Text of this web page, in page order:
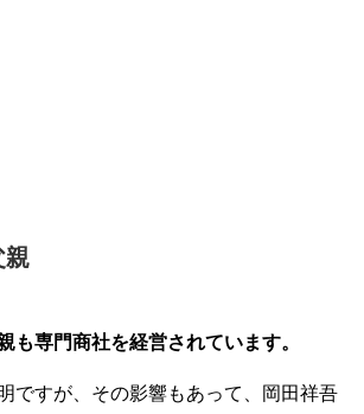
親
も専門商社を経営されています。
ですが、その影響もあって、岡田祥吾